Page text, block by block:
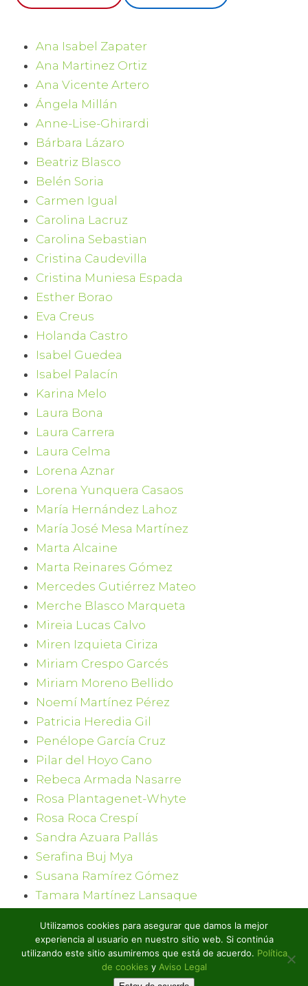
Ana Isabel Zapater
Ana Martinez Ortiz
Ana Vicente Artero
Ángela Millán
Anne-Lise-Ghirardi
Bárbara Lázaro
Beatriz Blasco
Belén Soria
Carmen Igual
Carolina Lacruz
Carolina Sebastian
Cristina Caudevilla
Cristina Muniesa Espada
Esther Borao
Eva Creus
Holanda Castro
Isabel Guedea
Isabel Palacín
Karina Melo
Laura Bona
Laura Carrera
Laura Celma
Lorena Aznar
Lorena Yunquera Casaos
María Hernández Lahoz
María José Mesa Martínez
Marta Alcaine
Marta Reinares Gómez
Mercedes Gutiérrez Mateo
Merche Blasco Marqueta
Mireia Lucas Calvo
Miren Izquieta Ciriza
Miriam Crespo Garcés
Miriam Moreno Bellido
Noemí Martínez Pérez
Patricia Heredia Gil
Penélope García Cruz
Pilar del Hoyo Cano
Rebeca Armada Nasarre
Rosa Plantagenet-Whyte
Rosa Roca Crespí
Sandra Azuara Pallás
Serafina Buj Mya
Susana Ramírez Gómez
Tamara Martínez Lansaque
Verónica Romeo Laborda
Virginia Hidalgo
Yolanda Cambra Ripol
Utilizamos cookies para asegurar que damos la mejor
experiencia al usuario en nuestro sitio web. Si continúa
utilizando este sitio asumiremos que está de acuerdo. Política
de cookies y Aviso Legal